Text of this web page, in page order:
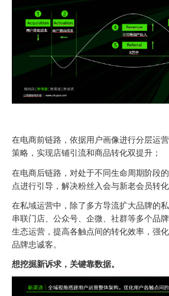
在电商前链路，依据用户画像进行分层运
策略，实现店铺引流和商品转化双提升；
在电商后链路，对处于不同生命周期阶段
点进行引导，解决粉丝入会与新老会员转化
在私域运营中，除了多方导流扩大品牌的
串联门店、公众号、企微、社群等多个品
生态运营，提高各触点间的转化效率，强
品牌忠诚客。
想挖掘新诉求，关键靠数据。